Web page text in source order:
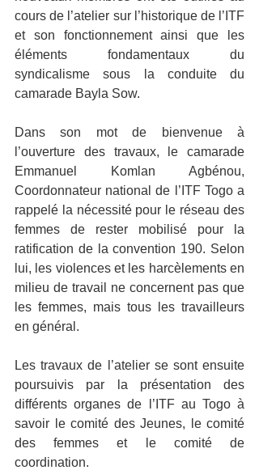
cours de l’atelier sur l’historique de l’ITF
et son fonctionnement ainsi que les
éléments fondamentaux du
syndicalisme sous la conduite du
camarade Bayla Sow.
Dans son mot de bienvenue à
l’ouverture des travaux, le camarade
Emmanuel Komlan Agbénou,
Coordonnateur national de l’ITF Togo a
rappelé la nécessité pour le réseau des
femmes de rester mobilisé pour la
ratification de la convention 190. Selon
lui, les violences et les harcèlements en
milieu de travail ne concernent pas que
les femmes, mais tous les travailleurs
en général.
Les travaux de l’atelier se sont ensuite
poursuivis par la présentation des
différents organes de l’ITF au Togo à
savoir le comité des Jeunes, le comité
des femmes et le comité de
coordination.